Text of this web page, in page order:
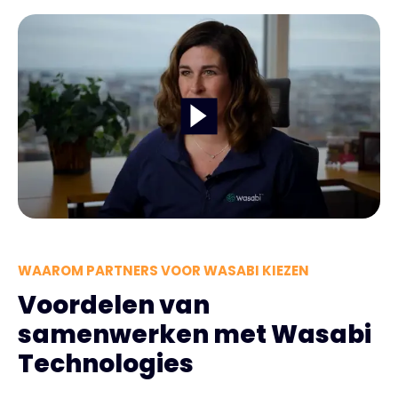
WAAROM PARTNERS VOOR WASABI KIEZEN
Voordelen van
samenwerken met Wasabi
Technologies